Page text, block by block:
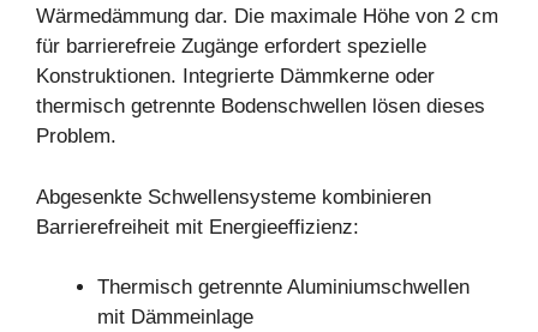
Wärmedämmung dar. Die maximale Höhe von 2 cm
für barrierefreie Zugänge erfordert spezielle
Konstruktionen. Integrierte Dämmkerne oder
thermisch getrennte Bodenschwellen lösen dieses
Problem.
Abgesenkte Schwellensysteme kombinieren
Barrierefreiheit mit Energieeffizienz:
Thermisch getrennte Aluminiumschwellen
mit Dämmeinlage